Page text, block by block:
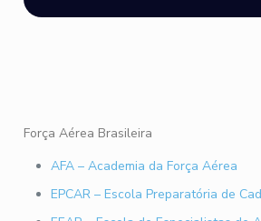
Força Aérea Brasileira
AFA – Academia da Força Aérea
EPCAR – Escola Preparatória de